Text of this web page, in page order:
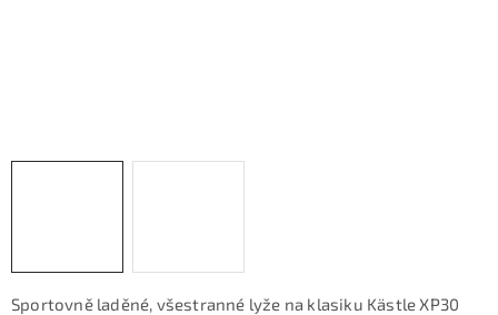
CYKLO Servis
Sportovně laděné, všestranné lyže na klasiku Kästle XP30